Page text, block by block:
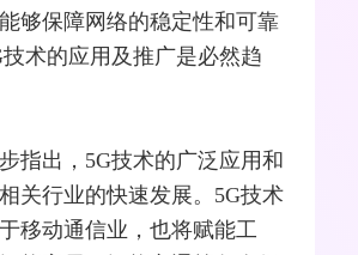
够保障网络的稳定性和可靠
术的应用及推广是必然趋
指出，5G技术的广泛应用和
关行业的快速发展。5G技术
移动通信业，也将赋能工